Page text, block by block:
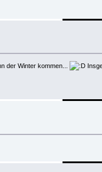
der Winter kommen...